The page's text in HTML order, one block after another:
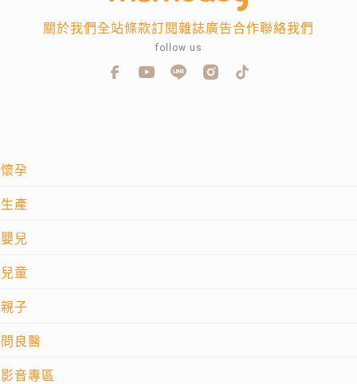
懷孕
生產
嬰兒
兒童
親子
問良醫
影音專區
關於我們全站條款訂閱雜誌廣告合作聯絡我們
follow us